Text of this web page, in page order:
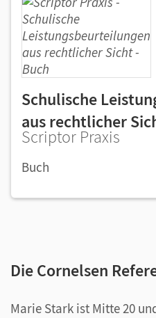
Schulische
aus rechtlicher
Scriptor Praxis
Buch
Die Cornelsen
Marie Stark ist Mitte 20